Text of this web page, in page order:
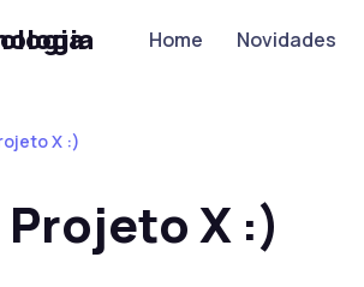
Home Novidades
X :)
X :)